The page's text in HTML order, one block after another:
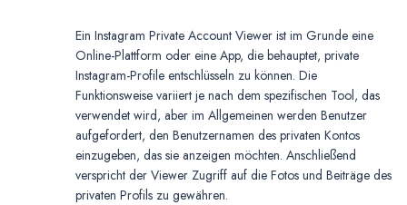
Ein Instagram Private Account Viewer ist im Grunde eine
Online-Plattform oder eine App, die behauptet, private
Instagram-Profile entschlüsseln zu können. Die
Funktionsweise variiert je nach dem spezifischen Tool, das
verwendet wird, aber im Allgemeinen werden Benutzer
aufgefordert, den Benutzernamen des privaten Kontos
einzugeben, das sie anzeigen möchten. Anschließend
verspricht der Viewer Zugriff auf die Fotos und Beiträge des
privaten Profils zu gewähren.